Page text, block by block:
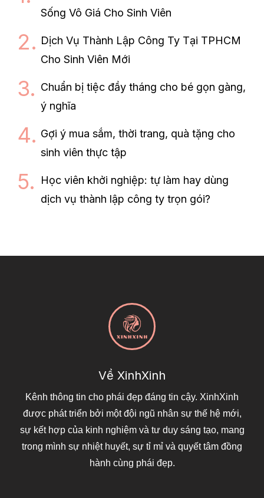
Sống Vô Giá Cho Sinh Viên
Dịch Vụ Thành Lập Công Ty Tại TPHCM
Cho Sinh Viên Mới
Chuẩn bị tiệc đầy tháng cho bé gọn gàng,
ý nghĩa
Gợi ý mua sắm, thời trang, quà tặng cho
sinh viên thực tập
Học viên khởi nghiệp: tự làm hay dùng
dịch vụ thành lập công ty trọn gói?
Về XinhXinh
Kênh thông tin cho phái đẹp đáng tin cậy. XinhXinh
được phát triển bởi một đội ngũ nhân sự thế hệ mới,
sự kết hợp của kinh nghiệm và tư duy sáng tạo, mang
trong mình sự nhiệt huyết, sự tỉ mỉ và quyết tâm đồng
hành cùng phái đẹp.